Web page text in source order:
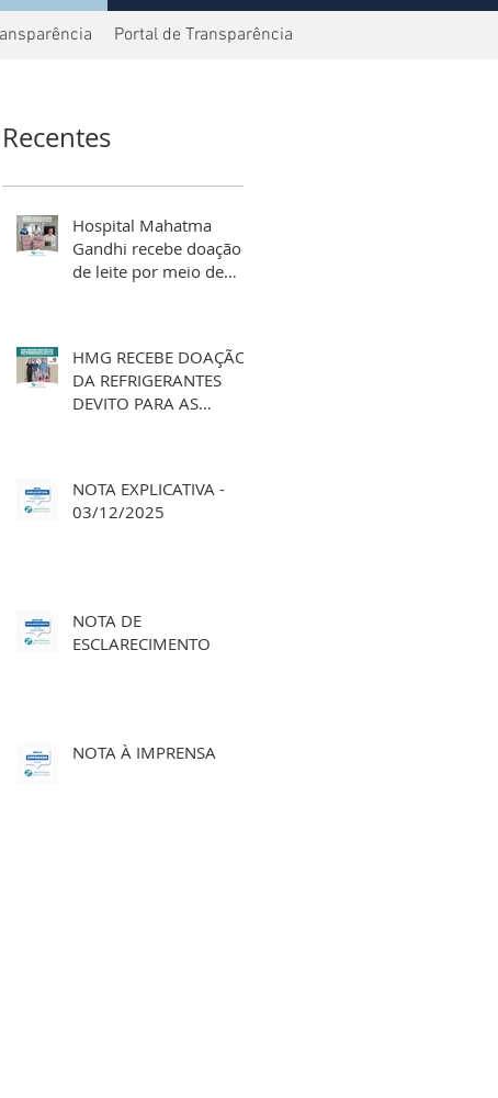
Portal de Transparência
Recentes
Hospital Mahatma
Gandhi recebe doação
de leite por meio de
HMG RECEBE DOAÇÃO
DA REFRIGERANTES
DEVITO PARA AS
NOTA EXPLICATIVA -
03/12/2025
NOTA DE
ESCLARECIMENTO
NOTA À IMPRENSA